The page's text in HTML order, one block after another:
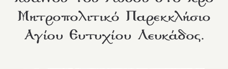
Μητροπολιτικό Παρεκκλήσιο
Αγίου Ευτυχίου Λευκάδος.